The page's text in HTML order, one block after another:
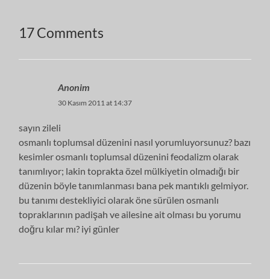
17 Comments
Anonim
30 Kasım 2011 at 14:37
sayın zileli
osmanlı toplumsal düzenini nasıl yorumluyorsunuz? bazı
kesimler osmanlı toplumsal düzenini feodalizm olarak
tanımlıyor; lakin toprakta özel mülkiyetin olmadığı bir
düzenin böyle tanımlanması bana pek mantıklı gelmiyor.
bu tanımı destekliyici olarak öne sürülen osmanlı
topraklarının padişah ve ailesine ait olması bu yorumu
doğru kılar mı? iyi günler